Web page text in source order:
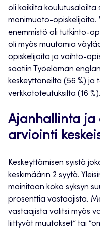
oli kaikilta
monimuoto-opiskelijoita.
enemmistö oli tutkinto-
oli myös muutamia
opiskelijoita ja vaihto-
saatiin Työelämän
keskeyttäneiltä (56 %) ja
verkkototeutuksilta (16 %).
Ajanhallinta ja
arviointi
Keskeyttämisen syistä
keskimäärin 2 syytä.
mainitaan koko syksyn
prosenttia vastaajista.
vastaajista valitsi myös
liittyvät muutokset” tai